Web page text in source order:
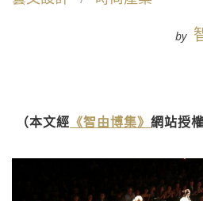
by
（本文經 《智由博集》 網站授